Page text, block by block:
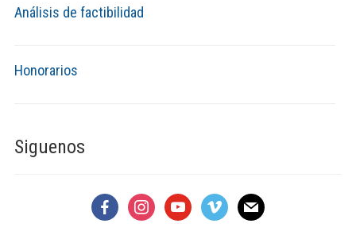
Análisis de factibilidad
Honorarios
Siguenos
facebookinstagramyoutubevimeo mail